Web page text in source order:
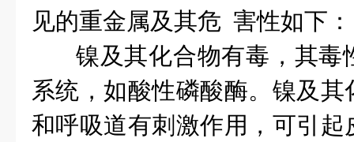
见的重金属及其危 害性如下：
镍及其化合物有毒，其毒
系统，如酸性磷酸酶。镍及
和呼吸道有刺激作用，可引